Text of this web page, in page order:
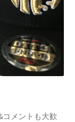
メントも大歓